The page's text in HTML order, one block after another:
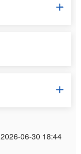


2026-06-30 18:44